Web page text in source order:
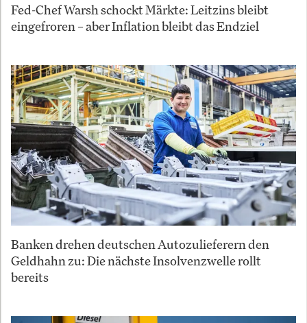
Fed-Chef Warsh schockt Märkte: Leitzins bleibt
eingefroren – aber Inflation bleibt das Endziel
Banken drehen deutschen Autozulieferern den
Geldhahn zu: Die nächste Insolvenzwelle rollt
bereits